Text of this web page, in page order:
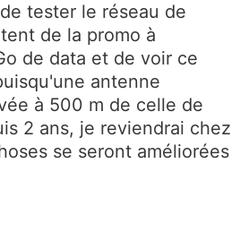
tester le réseau de
de la promo à
de data et de voir ce
antenne
à 500 m de celle de
2 ans, je reviendrai chez
se seront améliorées